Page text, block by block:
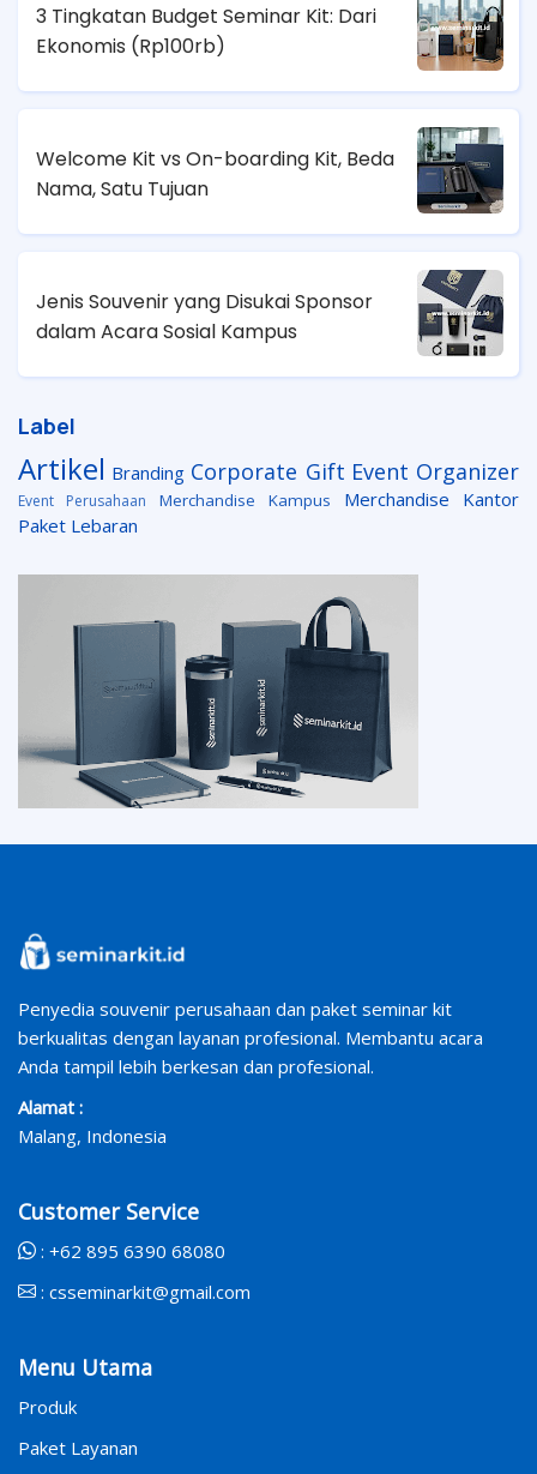
3 Tingkatan Budget Seminar Kit: Dari
Ekonomis (Rp100rb)
Welcome Kit vs On-boarding Kit, Beda
Nama, Satu Tujuan
Jenis Souvenir yang Disukai Sponsor
dalam Acara Sosial Kampus
Label
Artikel Branding Corporate Gift Event Organizer
Event Perusahaan Merchandise Kampus
Merchandise Kantor
Paket Lebaran
Penyedia souvenir perusahaan dan paket seminar kit
berkualitas dengan layanan profesional. Membantu acara
Anda tampil lebih berkesan dan profesional.
Alamat :
Malang, Indonesia
Customer Service
: +62 895 6390 68080
: csseminarkit@gmail.com
Menu Utama
Produk
Paket Layanan